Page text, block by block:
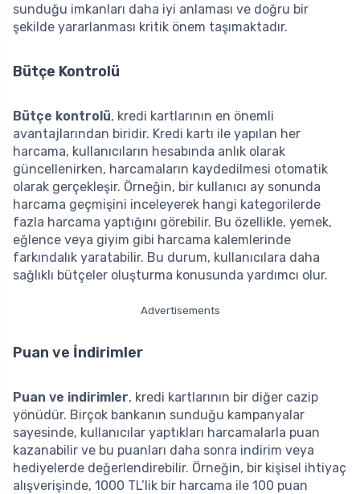
sunduğu imkanları daha iyi anlaması ve doğru bir
şekilde yararlanması kritik önem taşımaktadır.
Bütçe Kontrolü
Bütçe kontrolü, kredi kartlarının en önemli
avantajlarından biridir. Kredi kartı ile yapılan her
harcama, kullanıcıların hesabında anlık olarak
güncellenirken, harcamaların kaydedilmesi otomatik
olarak gerçekleşir. Örneğin, bir kullanıcı ay sonunda
harcama geçmişini inceleyerek hangi kategorilerde
fazla harcama yaptığını görebilir. Bu özellikle, yemek,
eğlence veya giyim gibi harcama kalemlerinde
farkındalık yaratabilir. Bu durum, kullanıcılara daha
sağlıklı bütçeler oluşturma konusunda yardımcı olur.
Advertisements
Puan ve İndirimler
Puan ve indirimler, kredi kartlarının bir diğer cazip
yönüdür. Birçok bankanın sunduğu kampanyalar
sayesinde, kullanıcılar yaptıkları harcamalarla puan
kazanabilir ve bu puanları daha sonra indirim veya
hediyelerde değerlendirebilir. Örneğin, bir kişisel ihtiyaç
alışverişinde, 1000 TL’lik bir harcama ile 100 puan